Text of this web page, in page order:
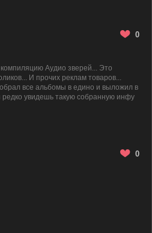
0
Аудио зверей... Это
И прочих реклам товаров...
все альбомы в едино и выложил в
увидешь такую собранную инфу
0